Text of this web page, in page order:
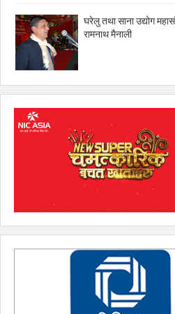
घरेलु तथा साना उद्योग
रामनाथ मैनाली